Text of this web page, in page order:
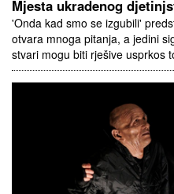
Mjesta ukradenog
'Onda kad smo se izgubili'
otvara mnoga pitanja, a jedini
stvari mogu biti rješive usprkos